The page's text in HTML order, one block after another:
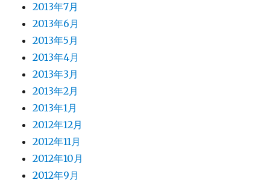
2013年7月
2013年6月
2013年5月
2013年4月
2013年3月
2013年2月
2013年1月
2012年12月
2012年11月
2012年10月
2012年9月